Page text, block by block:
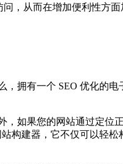
，从而在增加便利性方面
拥有一个 SEO 优化的电
如果您的网站通过定位
构建器，它不仅可以轻